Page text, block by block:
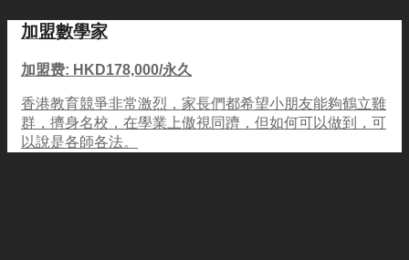
加盟數學家
加盟费: HKD178,000/永久
香港教育競爭非常激烈，家長們都希望小朋友能夠鶴立雞
群，擠身名校，在學業上傲視同躋，但如何可以做到，可
以說是各師各法。